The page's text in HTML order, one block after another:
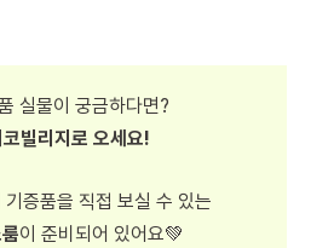
실물이 궁금하다면?
빌리지로 오세요!
증품을 직접 보실 수 있는
이 준비되어 있어요💚